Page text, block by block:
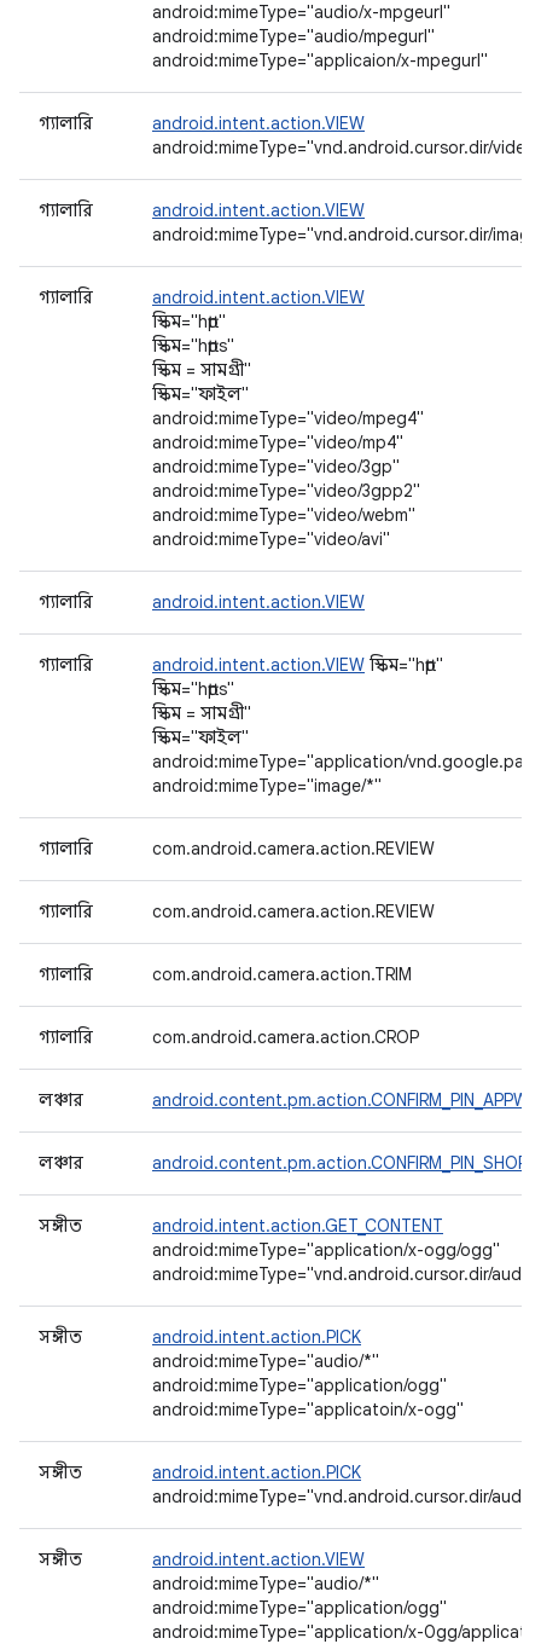
android:mimeType="audio/x-mpgeurl"
android:mimeType="audio/mpegurl"
android:mimeType="applicaion/x-mpegurl"
গ্যালারি
android.intent.action.VIEW
android:mimeType="vnd.android.cursor.dir/
গ্যালারি
android.intent.action.VIEW
android:mimeType="vnd.android.cursor.dir/
গ্যালারি
android.intent.action.VIEW
স্কিম="http"
স্কিম="https"
স্কিম = সামগ্রী"
স্কিম="ফাইল"
android:mimeType="video/mpeg4"
android:mimeType="video/mp4"
android:mimeType="video/3gp"
android:mimeType="video/3gpp2"
android:mimeType="video/webm"
android:mimeType="video/avi"
গ্যালারি android.intent.action.VIEW
গ্যালারি android.intent.action.VIEW স্কিম="http"
স্কিম="https"
স্কিম = সামগ্রী"
স্কিম="ফাইল"
android:mimeType="application/
android:mimeType="image/*"
গ্যালারি com.android.camera.action.REVIEW
গ্যালারি com.android.camera.action.REVIEW
গ্যালারি com.android.camera.action.TRIM
গ্যালারি com.android.camera.action.CROP
লঞ্চার
লঞ্চার
সঙ্গীত
android.intent.action.GET_CONTENT
android:mimeType="application/x-ogg/ogg"
android:mimeType="vnd.android.cursor.dir/
সঙ্গীত
android.intent.action.PICK
android:mimeType="audio/*"
android:mimeType="application/ogg"
android:mimeType="applicatoin/x-ogg"
সঙ্গীত
android.intent.action.PICK
android:mimeType="vnd.android.cursor.dir/
সঙ্গীত
android.intent.action.VIEW
android:mimeType="audio/*"
android:mimeType="application/ogg"
android:mimeType="application/x-0gg/